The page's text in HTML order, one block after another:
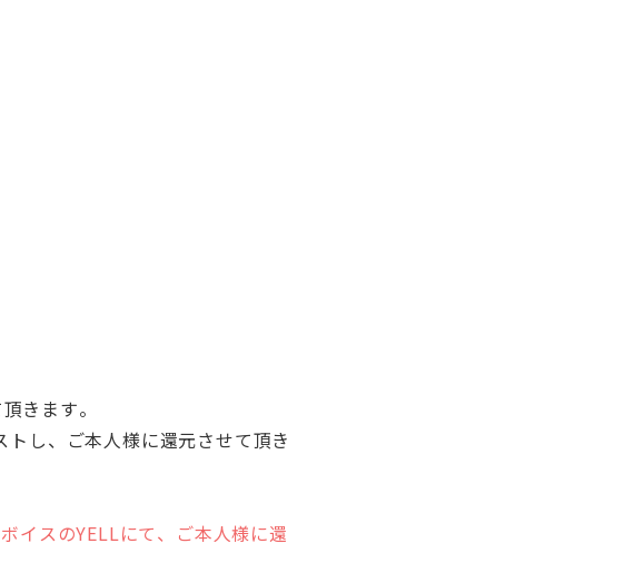
きます。
し、ご本人様に還元させて頂き
イスのYELLにて、ご本人様に還